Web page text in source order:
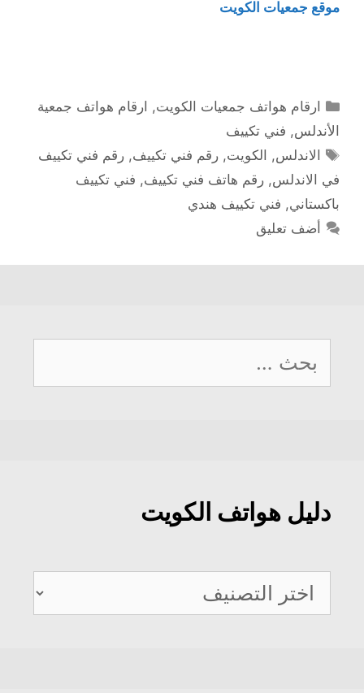
موقع جمعيات الكويت
التصنيفات
ارقام هواتف جمعيات الكويت, ارقام هواتف جمعية
الأندلس, فني تكييف
الوسوم
الاندلس, الكويت,رقم فني تكييف,رقم فني تكييف
في الاندلس, رقم هاتف فني تكييف, فني تكييف
باكستاني, فني تكييف هندي
أضف تعليق
عن:
دليل هواتف الكويت
دليل
هواتف